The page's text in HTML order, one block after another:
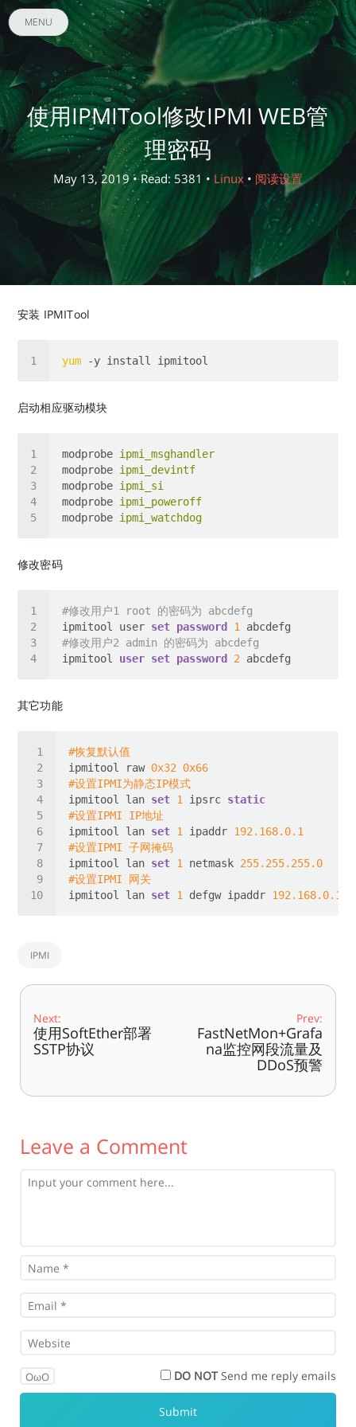
MENU
使用IPMITool修改IPMI WEB管
理密码
May 13, 2019 • Read: 5381 • Linux• 阅读设置
安装 IPMITool
yum
启动相应驱动模块
modprobe ipmi_msghandler
modprobe ipmi_devintf
modprobe ipmi_si
modprobe ipmi_poweroff
modprobe ipmi_watchdog
修改密码
#修改用户1 root 的密码为 abcdefg
ipmitool user set password 1
#修改用户2 admin 的密码为 abcdefg
ipmitool user set password 2
其它功能
#恢复默认值
ipmitool raw 0x32
0x66
#设置IPMI为静态IP模式
ipmitool lan set 1 ipsrc static
#设置IPMI IP地址
ipmitool lan set 1 ipaddr 192.168.0.1
#设置IPMI 子网掩码
ipmitool lan set 1 netmask 255.255.255.0
#设置IPMI 网关
ipmitool lan set 1 defgw ipaddr 192.168.0.1
IPMI
Next:
使用SoftEther部署
SSTP协议
Prev:
FastNetMon+Grafa
na监控网段流量及
DDoS预警
Leave a Comment
OωO DO NOTSend me reply emails